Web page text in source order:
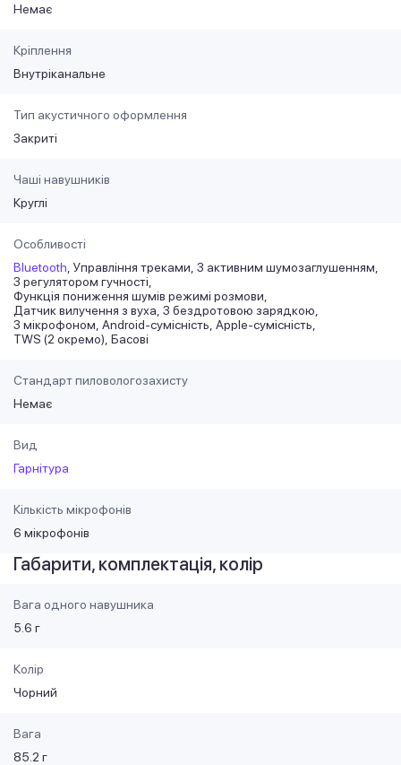
Немає
Кріплення
Внутріканальне
Тип акустичного оформлення
Закриті
Чаші навушників
Круглі
Особливості
Bluetooth Управління треками З активним шумозаглушенням
З регулятором гучності
Функція пониження шумів режимі розмови
Датчик вилучення з вуха З бездротовою зарядкою
З мікрофоном Android-сумісність Apple-сумісність
TWS (2 окремо) Басові
Стандарт пиловологозахисту
Немає
Вид
Гарнітура
Кількість мікрофонів
6 мікрофонів
Габарити, комплектація, колір
Вага одного навушника
5.6 г
Колір
Чорний
Вага
85.2 г